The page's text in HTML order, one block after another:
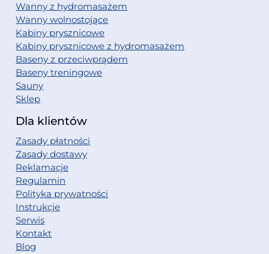
Wanny z hydromasażem
Wanny wolnostojące
Kabiny prysznicowe
Kabiny prysznicowe z hydromasażem
Baseny z przeciwprądem
Baseny treningowe
Sauny
Sklep
Dla klientów
Zasady płatności
Zasady dostawy
Reklamacje
Regulamin
Polityka prywatności
Instrukcje
Serwis
Kontakt
Blog